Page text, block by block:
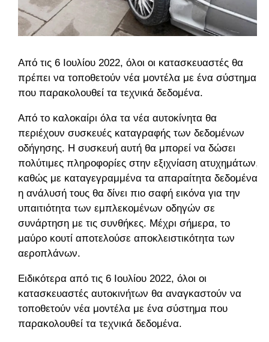
Από τις 6 Ιουλίου 2022, όλοι οι κατασκευαστές θα
πρέπει να τοποθετούν νέα μοντέλα με ένα σύστημα
που παρακολουθεί τα τεχνικά δεδομένα.
Από το καλοκαίρι όλα τα νέα αυτοκίνητα θα
περιέχουν συσκευές καταγραφής των δεδομένων
οδήγησης. Η συσκευή αυτή θα μπορεί να δώσει
πολύτιμες πληροφορίες στην εξιχνίαση ατυχημάτων,
καθώς με καταγεγραμμένα τα απαραίτητα δεδομένα
η ανάλυσή τους θα δίνει πιο σαφή εικόνα για την
υπαιτιότητα των εμπλεκομένων οδηγών σε
συνάρτηση με τις συνθήκες. Μέχρι σήμερα, το
μαύρο κουτί αποτελούσε αποκλειστικότητα των
αεροπλάνων.
Ειδικότερα από τις 6 Ιουλίου 2022, όλοι οι
κατασκευαστές αυτοκινήτων θα αναγκαστούν να
τοποθετούν νέα μοντέλα με ένα σύστημα που
παρακολουθεί τα τεχνικά δεδομένα.